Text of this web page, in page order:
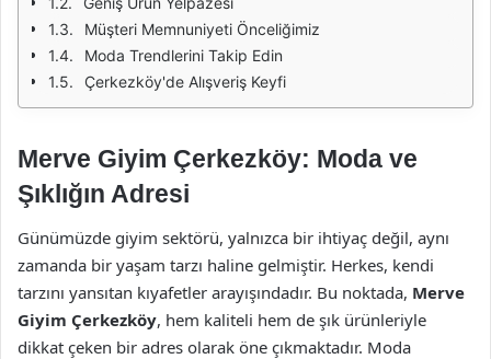
Müşteri Memnuniyeti Önceliğimiz
Moda Trendlerini Takip Edin
Çerkezköy'de Alışveriş Keyfi
Merve Giyim Çerkezköy: Moda ve
Şıklığın Adresi
Günümüzde giyim sektörü, yalnızca bir ihtiyaç değil, aynı
zamanda bir yaşam tarzı haline gelmiştir. Herkes, kendi
tarzını yansıtan kıyafetler arayışındadır. Bu noktada, Merve
Giyim Çerkezköy, hem kaliteli hem de şık ürünleriyle
dikkat çeken bir adres olarak öne çıkmaktadır. Moda